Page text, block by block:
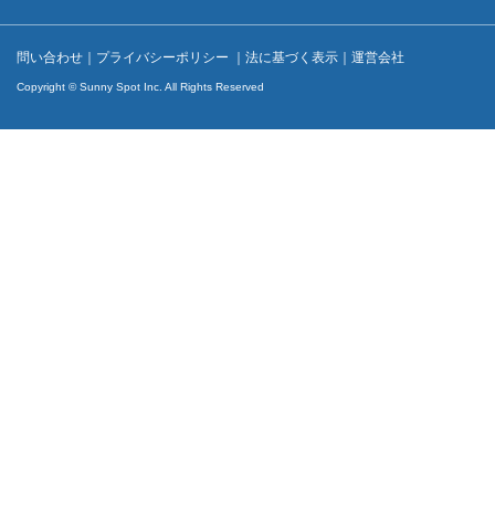
問い合わせ ｜ プライバシーポリシー ｜ 法に基づく表示 ｜ 運営会社
Copyright © Sunny Spot Inc. All Rights Reserved